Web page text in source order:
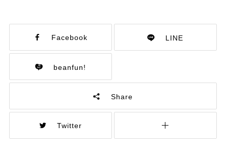
Facebook LINE
beanfun!
Share
Twitter